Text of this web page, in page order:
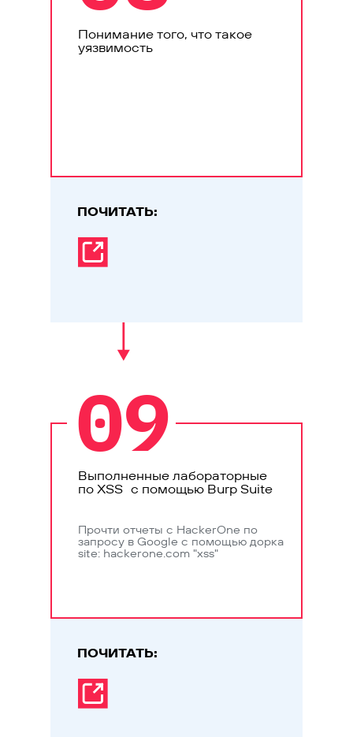
Понимание того, что такое
уязвимость
ПОЧИТАТЬ:
09
Выполненные лабораторные
по XSS с помощью Burp Suite
ПОЧИТАТЬ:
Прочти отчеты с HackerOne по
запросу в Google с помощью дорка
site: hackerone.com "xss"